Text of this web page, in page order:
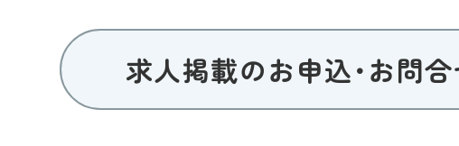
求人掲載のお申込･お問